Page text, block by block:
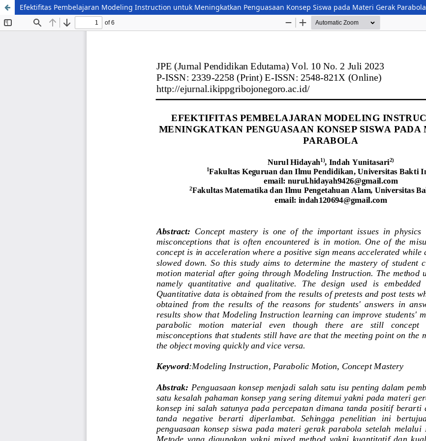
Efektifitas Pembelajaran Modeling Instruction untuk Meningkatkan Penguasaan Konsep Siswa pada Materi Gerak Parabola